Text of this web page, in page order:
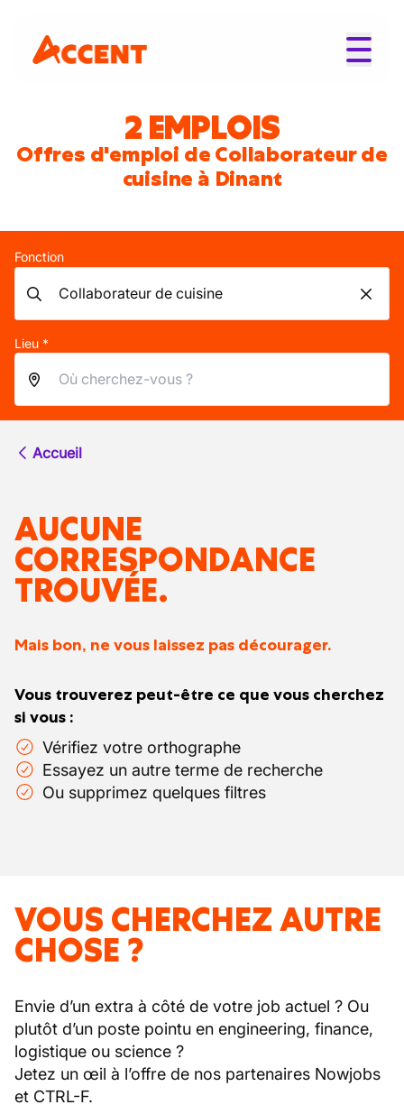
2 EMPLOIS
Offres d'emploi de Collaborateur de
cuisine à Dinant
Fonction
Lieu *
Accueil
AUCUNE
CORRESPONDANCE
TROUVÉE.
Mais bon, ne vous laissez pas décourager.
Vous trouverez peut-être ce que vous cherchez
si vous :
Vérifiez votre orthographe
Essayez un autre terme de recherche
Ou supprimez quelques filtres
VOUS CHERCHEZ AUTRE
CHOSE ?
Envie d’un extra à côté de votre job actuel ? Ou
plutôt d’un poste pointu en engineering, finance,
logistique ou science ?
Jetez un œil à l’offre de nos partenaires Nowjobs
et CTRL-F.